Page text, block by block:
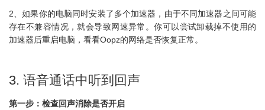
2、如果你的电脑同时安装了多个加速器，由于不同加速器之间可能
存在不兼容情况，就会导致网速异常。你可以尝试卸载掉不使用的
加速器后重启电脑，看看Oopz的网络是否恢复正常。
3. 语音通话中听到回声
第一步：检查回声消除是否开启